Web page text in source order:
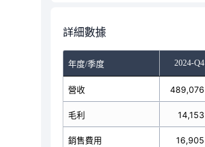
詳細數據
年度/季度
2024-Q3 2024-Q4
營收
毛利
銷售費用
504,713 489,076
-9,607 14,153
18,711 16,905